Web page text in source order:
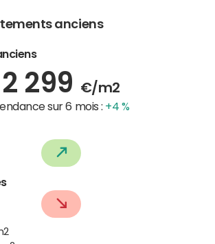
anciens
2 299 €/m2
sur 6 mois : +4 %